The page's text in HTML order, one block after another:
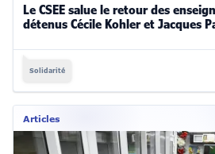
Le CSEE salue le retour des
détenus Cécile Kohler et Jacques
Solidarité
Articles